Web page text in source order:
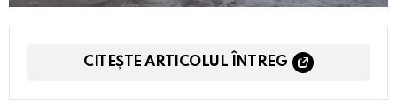
CITEȘTE ARTICOLUL ÎNTREG